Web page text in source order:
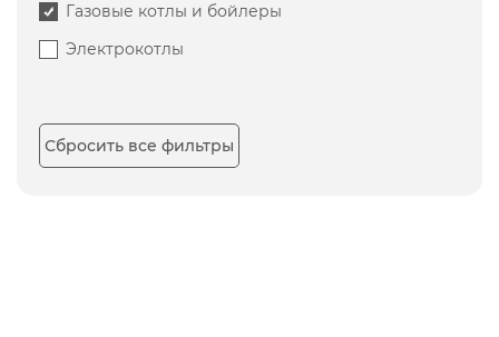
Газовые котлы и бойлеры
Электрокотлы
Сбросить все фильтры